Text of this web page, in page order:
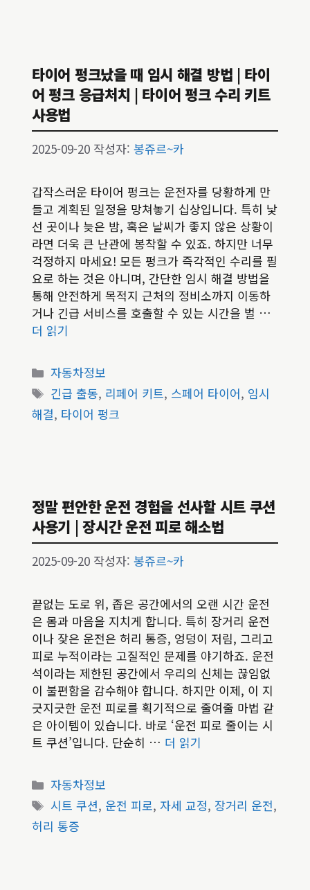
타이어 펑크났을 때 임시 해결 방법 | 타이
어 펑크 응급처치 | 타이어 펑크 수리 키트
사용법
2025-09-20 작성자: 봉쥬르~카
갑작스러운 타이어 펑크는 운전자를 당황하게 만
들고 계획된 일정을 망쳐놓기 십상입니다. 특히 낯
선 곳이나 늦은 밤, 혹은 날씨가 좋지 않은 상황이
라면 더욱 큰 난관에 봉착할 수 있죠. 하지만 너무
걱정하지 마세요! 모든 펑크가 즉각적인 수리를 필
요로 하는 것은 아니며, 간단한 임시 해결 방법을
통해 안전하게 목적지 근처의 정비소까지 이동하
거나 긴급 서비스를 호출할 수 있는 시간을 벌 …
더 읽기
카
테
고
리
자동차정보
태
그
긴급 출동, 리페어 키트, 스페어 타이어, 임시
해결, 타이어 펑크
정말 편안한 운전 경험을 선사할 시트 쿠션
사용기 | 장시간 운전 피로 해소법
2025-09-20 작성자: 봉쥬르~카
끝없는 도로 위, 좁은 공간에서의 오랜 시간 운전
은 몸과 마음을 지치게 합니다. 특히 장거리 운전
이나 잦은 운전은 허리 통증, 엉덩이 저림, 그리고
피로 누적이라는 고질적인 문제를 야기하죠. 운전
석이라는 제한된 공간에서 우리의 신체는 끊임없
이 불편함을 감수해야 합니다. 하지만 이제, 이 지
긋지긋한 운전 피로를 획기적으로 줄여줄 마법 같
은 아이템이 있습니다. 바로 ‘운전 피로 줄이는 시
트 쿠션’입니다. 단순히 … 더 읽기
카
테
고
리
자동차정보
태
그
시트 쿠션, 운전 피로, 자세 교정, 장거리 운전,
허리 통증